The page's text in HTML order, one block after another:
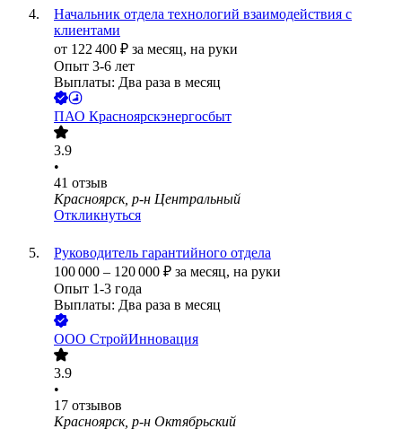
Начальник отдела технологий взаимодействия с
клиентами
от 122 400 ₽ за месяц, на руки
Опыт 3-6 лет
Выплаты: Два раза в месяц
ПАО Красноярскэнергосбыт
3.9
•
41 отзыв
Красноярск, р-н Центральный
Откликнуться
Руководитель гарантийного отдела
100 000 – 120 000 ₽ за месяц, на руки
Опыт 1-3 года
Выплаты: Два раза в месяц
ООО СтройИнновация
3.9
•
17 отзывов
Красноярск, р-н Октябрьский